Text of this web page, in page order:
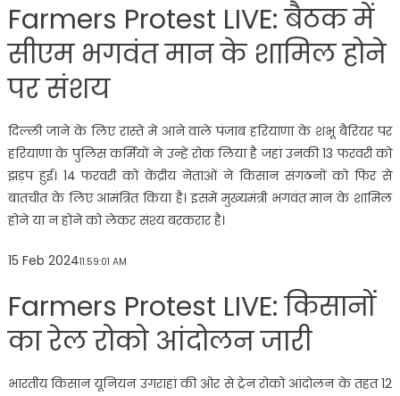
Farmers Protest LIVE: बैठक में
सीएम भगवंत मान के शामिल होने
पर संशय
दिल्ली जाने के लिए रास्ते में आने वाले पंजाब हरियाणा के शंभू बैरियर पर
हरियाणा के पुलिस कर्मियों ने उन्हें रोक लिया है जहां उनकी 13 फरवरी को
झड़प हुई। 14 फरवरी को केंद्रीय नेताओं ने किसान संगठनों को फिर से
बातचीत के लिए आमंत्रित किया है। इसमें मुख्यमंत्री भगवंत मान के शामिल
होने या न होने को लेकर संश्य बरकरार है।
15 Feb 202411:59:01 AM
Farmers Protest LIVE: किसानों
का रेल रोको आंदोलन जारी
भारतीय किसान यूनियन उगराहां की ओर से ट्रेन रोको आंदोलन के तहत 12